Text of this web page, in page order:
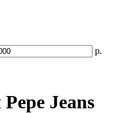
р.
Jeans